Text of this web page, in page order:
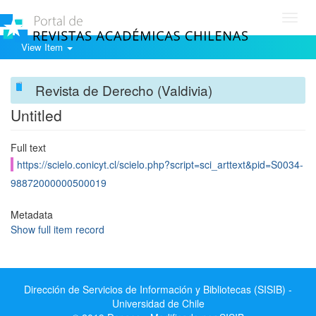
View Item
Revista de Derecho (Valdivia)
Untitled
Full text
https://scielo.conicyt.cl/scielo.php?script=sci_arttext&pid=S0034-
98872000000500019
Metadata
Show full item record
Dirección de Servicios de Información y Bibliotecas (SISIB) -
Universidad de Chile